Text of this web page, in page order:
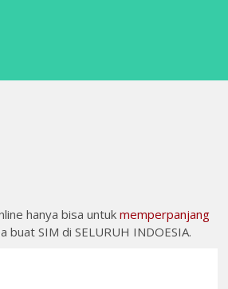
hanya bisa untuk memperpanjang
buat SIM di SELURUH INDOESIA.